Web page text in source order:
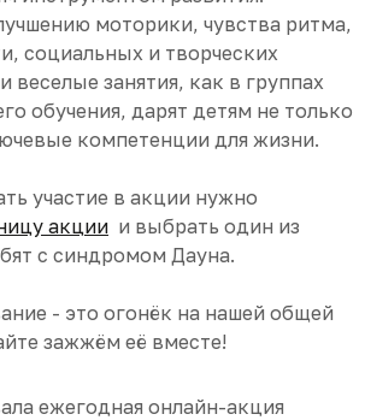
моторики, чувства ритма,
социальных и творческих
веселые занятия, как в группах
обучения, дарят детям не только
компетенции для жизни.
участие в акции нужно
акции и выбрать один из
с синдромом Дауна.
- это огонёк на нашей общей
зажжём её вместе!
ежегодная онлайн-акция